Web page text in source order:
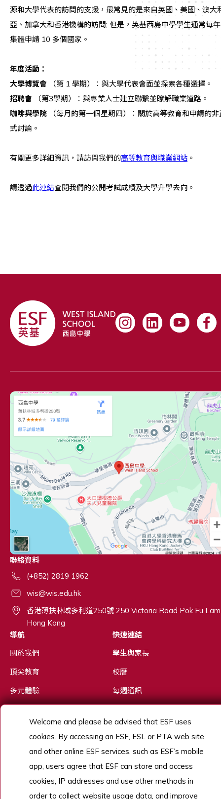
源和大學代表的訪問的支援，最常見的是來自英國、美國、澳大
亞、加拿大和香港機構的訪問; 但是，英基西島中學學生通常每年
集體申請 10 多個國家。
年度活動：
大學博覽會
（第 1 學期）：與大學代表會面並探索各種選擇。
招聘會
（第3學期）：與專業人士建立聯繫並瞭解職業道路。
咖啡與學院
（每月的第一個星期四）：關於高等教育和申請的非
式討論。
有關更多詳細資訊，請訪問我們的高等教育與職業網站 。
請透過此連結查閱我們的公開考試成績及大學升學去向 。
聯絡資料
(+852) 2819 1962
wis@wis.edu.hk
香港薄扶林域多利道250號 250 Victoria Road Pok Fu
Hong Kong
導航
關於我們
頂尖教育
多元體驗
快速連結
學生與家長
校曆
每週通訊
Welcome and please be advised that ESF uses
cookies. By accessing an ESF, ESL or PTA web site
and other online ESF services, such as ESF’s mobile
app, users agree that ESF can store and access
cookies, IP addresses and use other methods in
order to collect website usage data, and improve